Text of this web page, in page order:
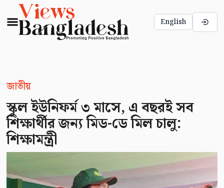
English
জাতীয়
স্কুল ইউনিফর্ম ৩ মাসে, এ বছরই সব
শিক্ষার্থীর জন্য মিড-ডে মিল চালু:
শিক্ষামন্ত্রী